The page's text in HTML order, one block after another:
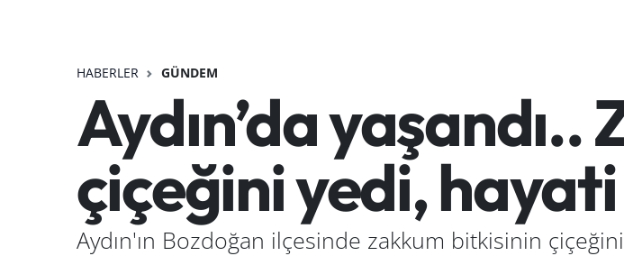
HABERLER GÜNDEM
Aydın’da
çiçeğini yedi,
Aydın'ın Bozdoğan ilçesinde zakkum bitkisinin